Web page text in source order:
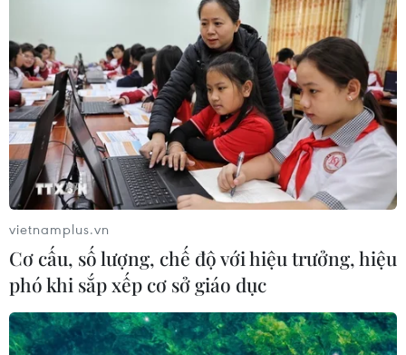
Kết quả điều tra dư luận xã hội góp phần
giải quyết thỏa đáng nhiều vụ việc
vietnamplus.vn
Cơ cấu, số lượng, chế độ với hiệu trưởng, hiệu
phó khi sắp xếp cơ sở giáo dục